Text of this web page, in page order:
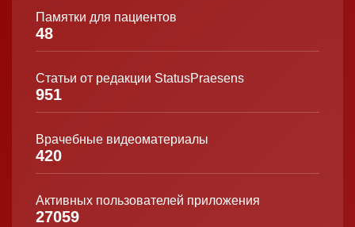
Памятки для пациентов
48
Статьи от редакции StatusPraesens
951
Врачебные видеоматериалы
420
Активных пользователей приложения
27059